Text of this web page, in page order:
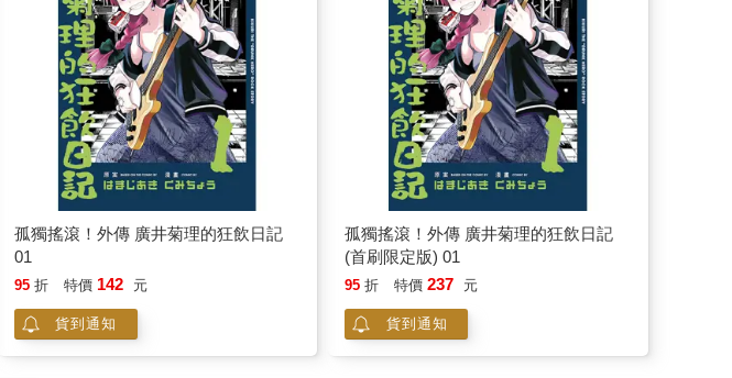
孤獨搖滾！外傳 廣井菊理的狂飲日記
01
95 折 特價 142 元
貨到通知
孤獨搖滾！外傳 廣井菊理的狂飲日記
(首刷限定版) 01
95 折 特價 237 元
貨到通知